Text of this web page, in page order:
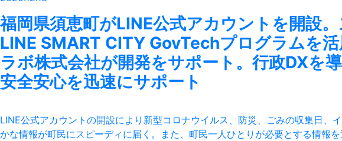
福岡県須恵町がLINE公式アカウントを開設
LINE SMART CITY GovTechプログラムを
ラボ株式会社が開発をサポート。行政DXを
安全安心を迅速にサポート
LINE公式アカウントの開設により新型コロナウイルス、防災、ごみの収集日、
かな情報が町民にスピーディに届く。また、町民一人ひとりが必要とする情報